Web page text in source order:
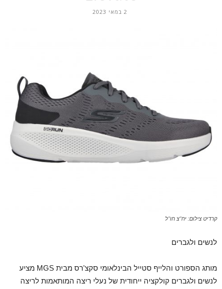
2 במאי 2023
קרדיט צילום: יח"צ חו"ל
לנשים ולגברים
מותג הספורט והלייף סטייל הבינלאומי סקצ'רס מבית MGS מציע
לנשים ולגברים קולקציה ייחודית של נעלי ריצה המותאמות לריצה